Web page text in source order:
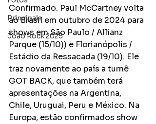
Principais
João Rock 2025
Confirmado. Paul McCartney volta
ao Brasil em outubro de 2024 para
shows em São Paulo / Allianz
Parque (15/10)) e Florianópolis /
Estádio da Ressacada (19/10). Ele
traz novamente ao país a turnê
GOT BACK, que também terá
apresentações na Argentina,
Chile, Uruguai, Peru e México. Na
Europa, estão confirmados show